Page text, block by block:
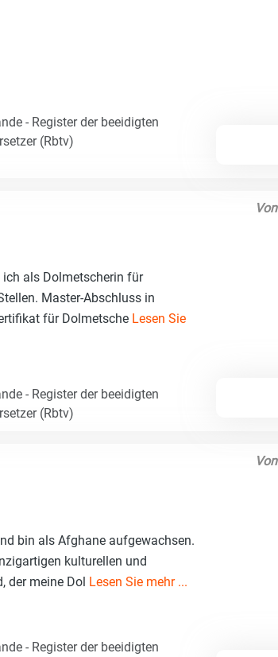
- Register der beeidigten
(Rbtv)
Von
als Dolmetscherin für
Master-Abschluss in
für Dolmetsche Lesen Sie
- Register der beeidigten
(Rbtv)
Von
bin als Afghane aufgewachsen.
kulturellen und
der meine Dol Lesen Sie mehr ...
- Register der beeidigten